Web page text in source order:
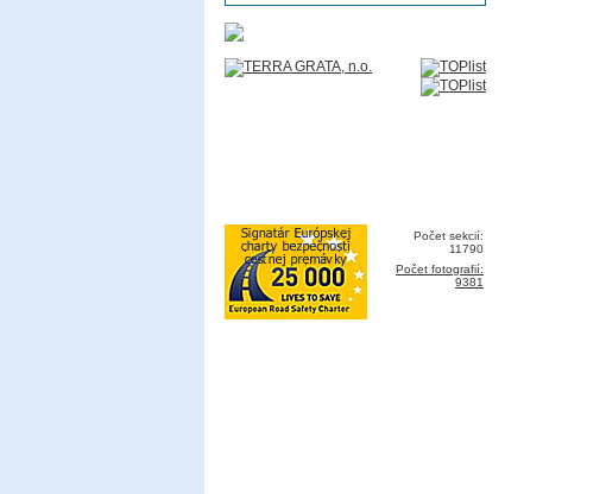
Počet sekcií:
11790
Počet fotografií:
9381